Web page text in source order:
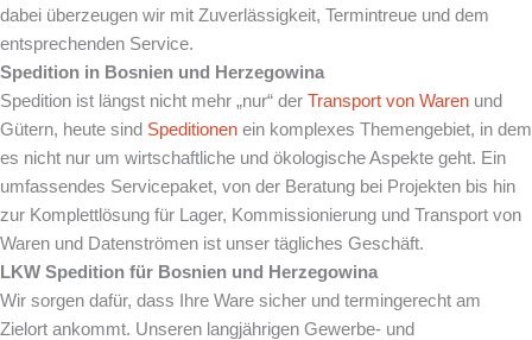
dabei überzeugen wir mit Zuverlässigkeit, Termintreue und dem
entsprechenden Service.
Spedition in Bosnien und Herzegowina
Spedition ist längst nicht mehr „nur“ der Transport von Waren und
Gütern, heute sind Speditionen ein komplexes Themengebiet, in dem
es nicht nur um wirtschaftliche und ökologische Aspekte geht. Ein
umfassendes Servicepaket, von der Beratung bei Projekten bis hin
zur Komplettlösung für Lager, Kommissionierung und Transport von
Waren und Datenströmen ist unser tägliches Geschäft.
LKW Spedition für Bosnien und Herzegowina
Wir sorgen dafür, dass Ihre Ware sicher und termingerecht am
Zielort ankommt. Unseren langjährigen Gewerbe- und